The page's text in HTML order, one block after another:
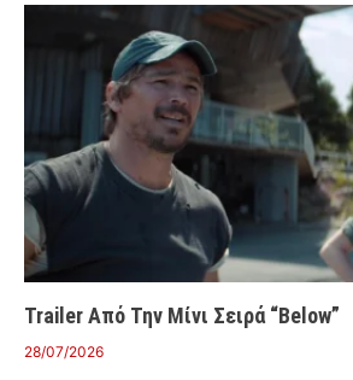
Trailer Από Την Μίνι Σειρά “Below”
28/07/2026